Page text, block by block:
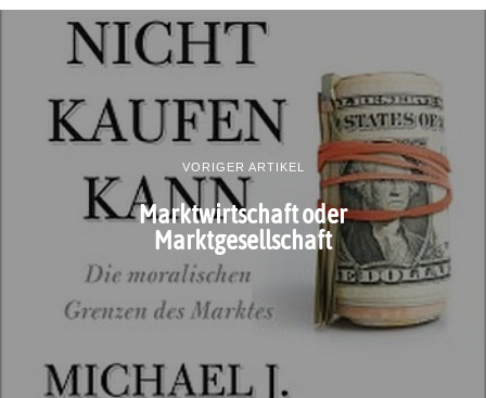
VORIGER ARTIKEL
Marktwirtschaft oder
Marktgesellschaft